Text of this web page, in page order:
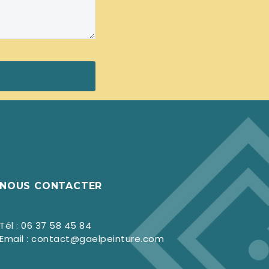
NOUS CONTACTER
Tél : 06 37 58 45 84
Email : contact@gaelpeinture.com